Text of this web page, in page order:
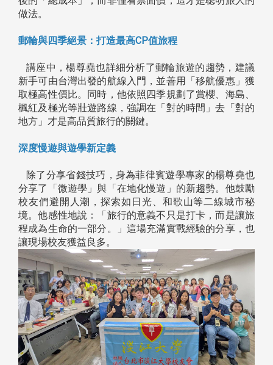
做法。
郵輪與四季絕景：打造最高CP值旅程
講座中，楊尊堯也詳細分析了郵輪旅遊的趨勢，建議
新手可由台灣出發的航線入門，並善用「移航優惠」獲
取極高性價比。同時，他依照四季規劃了賞櫻、海島、
楓紅及極光等壯遊路線，強調在「對的時間」去「對的
地方」才是高品質旅行的關鍵。
深度慢遊與遊學新定義
除了分享省錢技巧，身為菲律賓遊學專家的楊尊堯也
分享了「微遊學」與「在地化慢遊」的新趨勢。他鼓勵
校友們避開人潮，探索如日光、和歌山等二線城市秘
境。他感性地說：「旅行的意義不只是打卡，而是讓旅
程成為生命的一部分。」這場充滿實戰經驗的分享，也
讓現場校友獲益良多。